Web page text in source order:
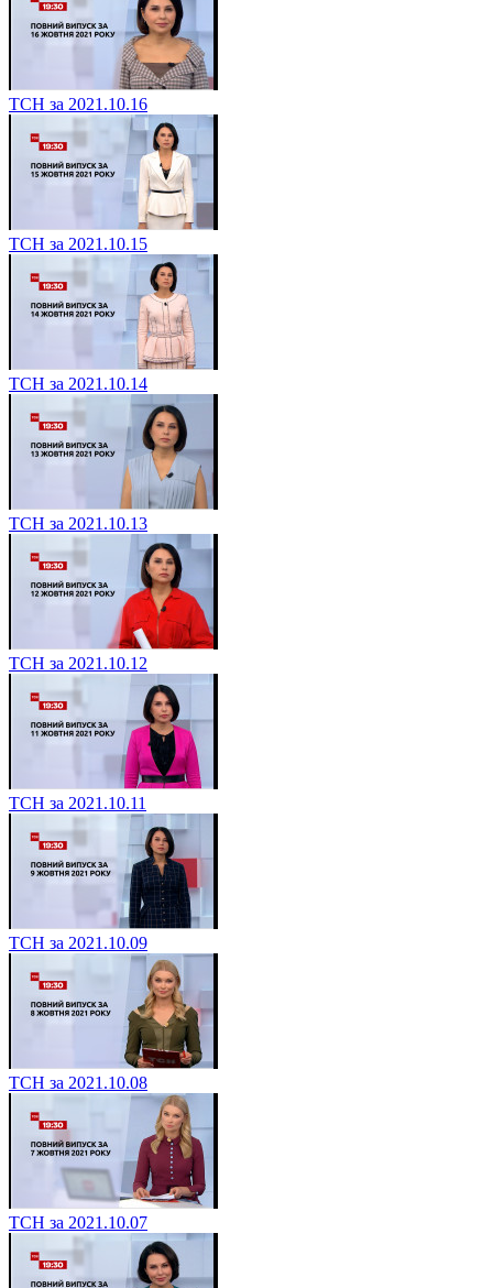
ТСН за 2021.10.16
ТСН за 2021.10.15
ТСН за 2021.10.14
ТСН за 2021.10.13
ТСН за 2021.10.12
ТСН за 2021.10.11
ТСН за 2021.10.09
ТСН за 2021.10.08
ТСН за 2021.10.07